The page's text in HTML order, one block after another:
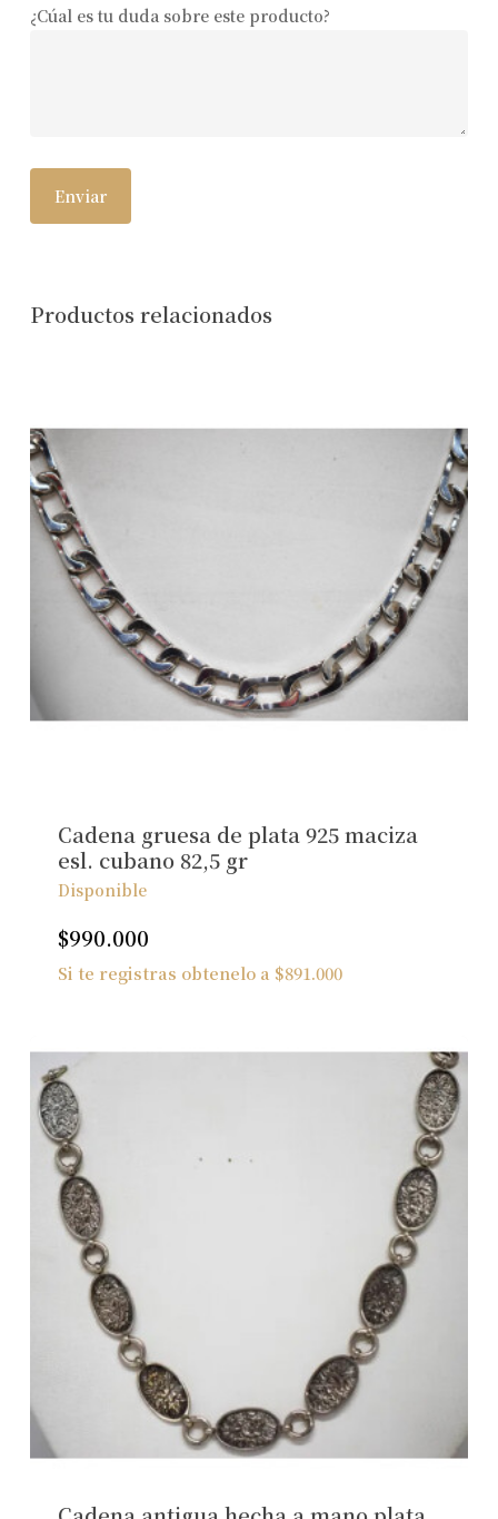
No hay productos en el carrito.
¿Cúal es tu duda sobre este producto?
Productos relacionados
Cadena gruesa de plata 925 maciza
esl. cubano 82,5 gr
Disponible
$990.000
Si te registras obtenelo a $891.000